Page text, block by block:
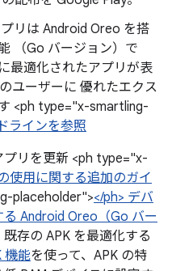
リは Android Oreo を搭
（Go バージョン）で
最適化されたアプリが表
ユーザーに 優れたエクス
<ph type="x-smartling-
ラインを参照
リを更新 <ph type="x-
使用に関する追加のガイ
placeholder"></ph> デバ
Android Oreo（Go バー
存の APK を最適化する
機能を使って、APK の特